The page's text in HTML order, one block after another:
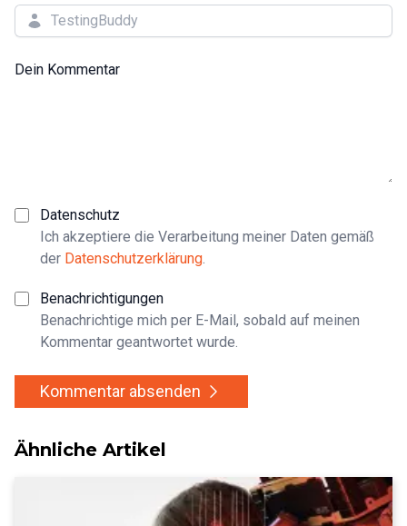
Dein Kommentar
Datenschutz
Ich akzeptiere die Verarbeitung meiner Daten gemäß
der Datenschutzerklärung.
Benachrichtigungen
Benachrichtige mich per E-Mail, sobald auf meinen
Kommentar geantwortet wurde.
Kommentar absenden
Ähnliche Artikel